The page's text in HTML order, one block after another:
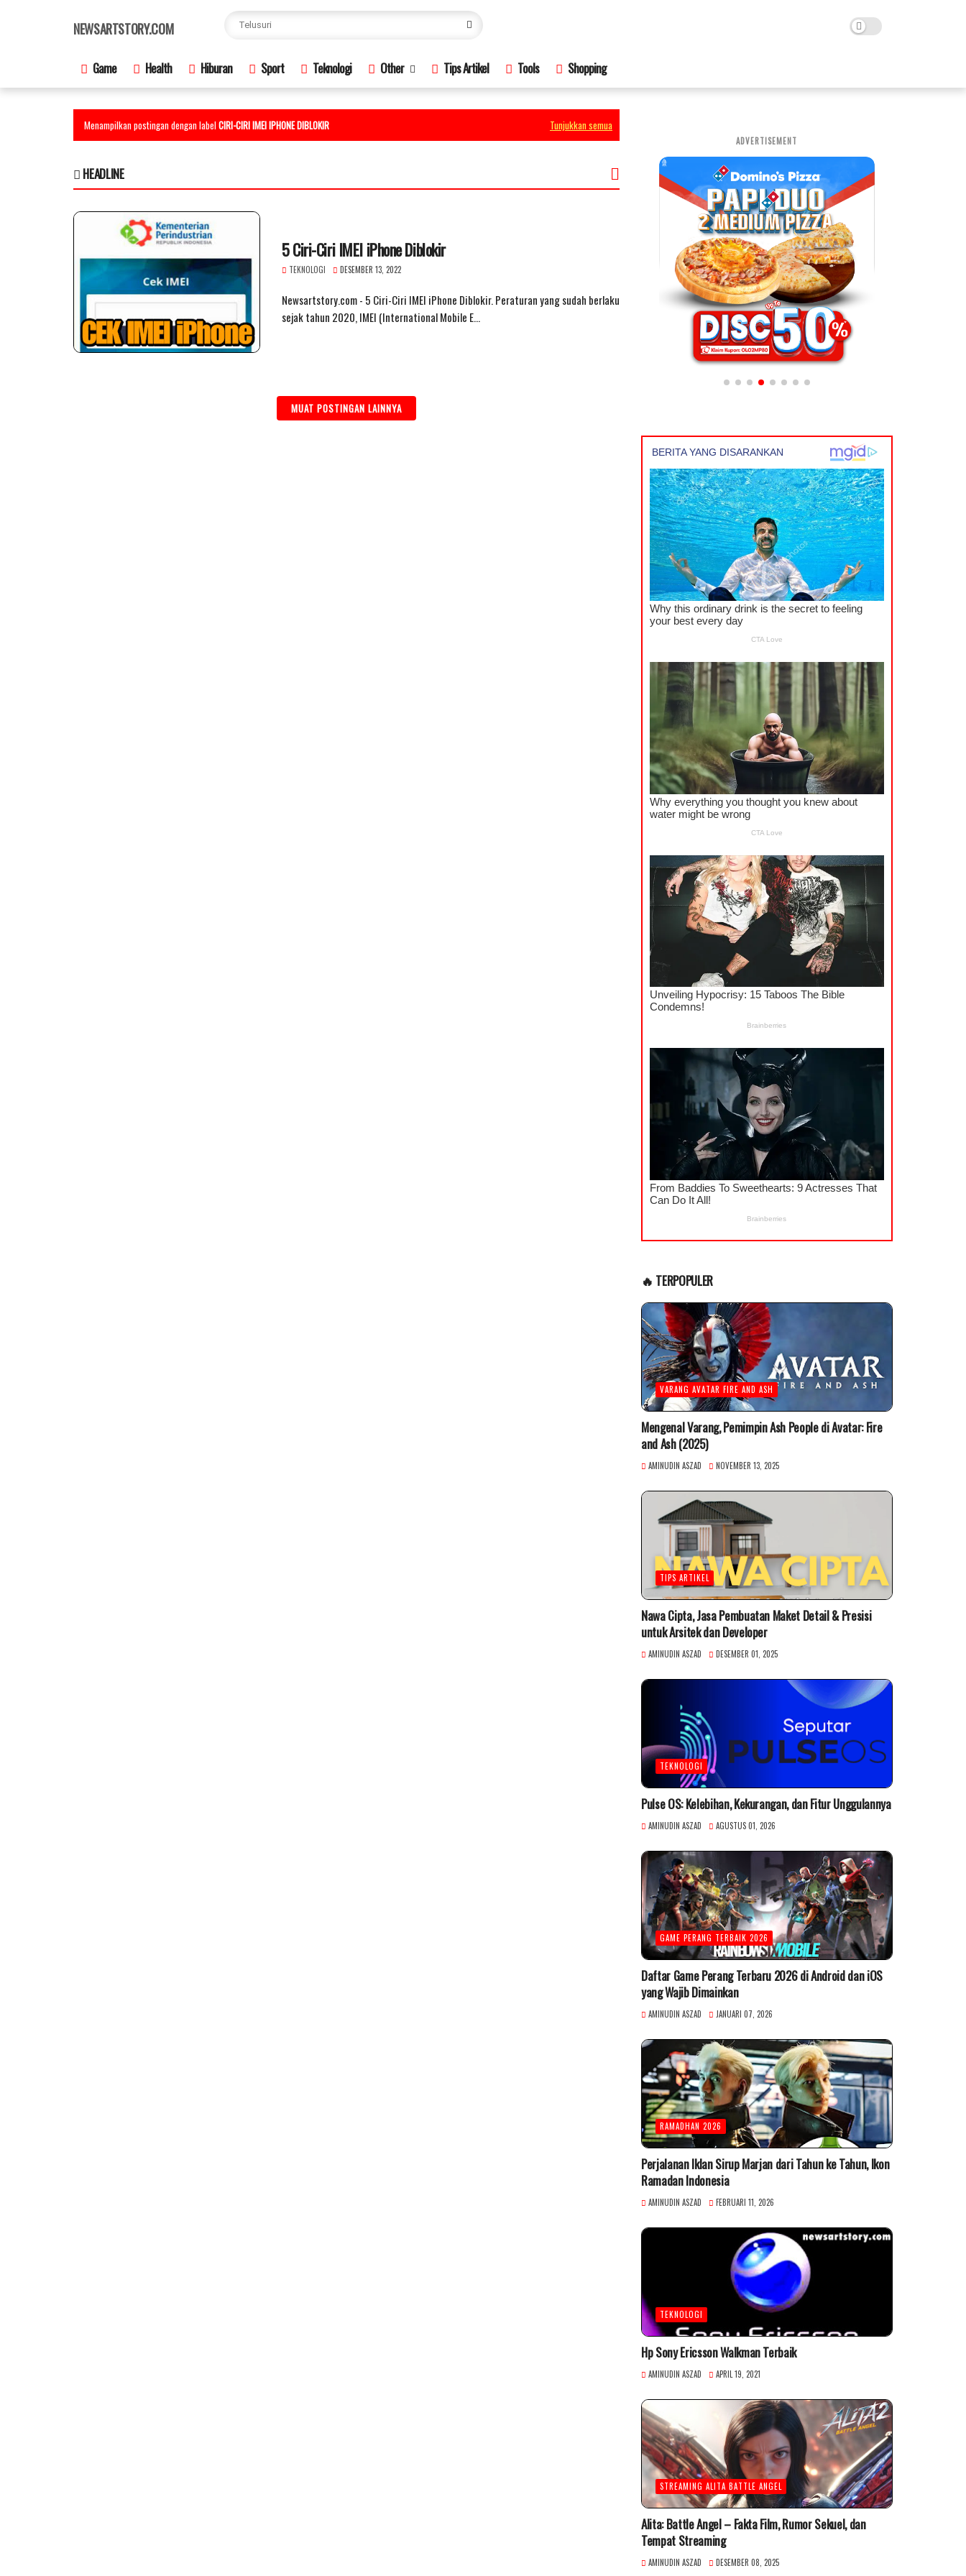
NEWSARTSTORY.COM
Game Health Hiburan Sport Teknologi Other Tips Artikel Tools Shopping
Menampilkan postingan dengan labelCIRI-CIRI IMEI IPHONE DIBLOKIR Tunjukkan semua
HEADLINE
5 Ciri-Ciri IMEI iPhone Diblokir
TEKNOLOGI DESEMBER 13, 2022
Newsartstory.com - 5 Ciri-Ciri IMEI iPhone Diblokir. Peraturan yang sudah berlaku
sejak tahun 2020, IMEI (International Mobile E…
MUAT POSTINGAN LAINNYA
ADVERTISEMENT
🔥 TERPOPULER
VARANG AVATAR FIRE AND ASH
Mengenal Varang, Pemimpin Ash People di Avatar: Fire
and Ash (2025)
AMINUDIN ASZAD NOVEMBER 13, 2025
TIPS ARTIKEL
Nawa Cipta, Jasa Pembuatan Maket Detail & Presisi
untuk Arsitek dan Developer
AMINUDIN ASZAD DESEMBER 01, 2025
TEKNOLOGI
Pulse OS: Kelebihan, Kekurangan, dan Fitur Unggulannya
AMINUDIN ASZAD AGUSTUS 01, 2026
GAME PERANG TERBAIK 2026
Daftar Game Perang Terbaru 2026 di Android dan iOS
yang Wajib Dimainkan
AMINUDIN ASZAD JANUARI 07, 2026
RAMADHAN 2026
Perjalanan Iklan Sirup Marjan dari Tahun ke Tahun, Ikon
Ramadan Indonesia
AMINUDIN ASZAD FEBRUARI 11, 2026
TEKNOLOGI
Hp Sony Ericsson Walkman Terbaik
AMINUDIN ASZAD APRIL 19, 2021
STREAMING ALITA BATTLE ANGEL
Alita: Battle Angel – Fakta Film, Rumor Sekuel, dan
Tempat Streaming
AMINUDIN ASZAD DESEMBER 08, 2025